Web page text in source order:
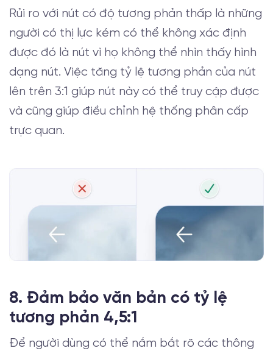
Rủi ro với nút có độ tương phản thấp là những
người có thị lực kém có thể không xác định
được đó là nút vì họ không thể nhìn thấy hình
dạng nút. Việc tăng tỷ lệ tương phản của nút
lên trên 3:1 giúp nút này có thể truy cập được
và cũng giúp điều chỉnh hệ thống phân cấp
trực quan.
8. Đảm bảo văn bản có tỷ lệ
tương phản 4,5:1
Để người dùng có thể nắm bắt rõ các thông